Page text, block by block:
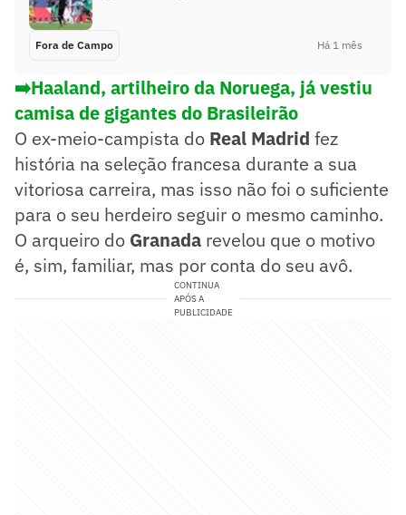
Fora de Campo Há 1 mês
➡️Haaland, artilheiro da Noruega, já vestiu
camisa de gigantes do Brasileirão
O ex-meio-campista do Real Madrid fez
história na seleção francesa durante a sua
vitoriosa carreira, mas isso não foi o suficiente
para o seu herdeiro seguir o mesmo caminho.
O arqueiro do Granada revelou que o motivo
é, sim, familiar, mas por conta do seu avô.
CONTINUA
APÓS A
PUBLICIDADE